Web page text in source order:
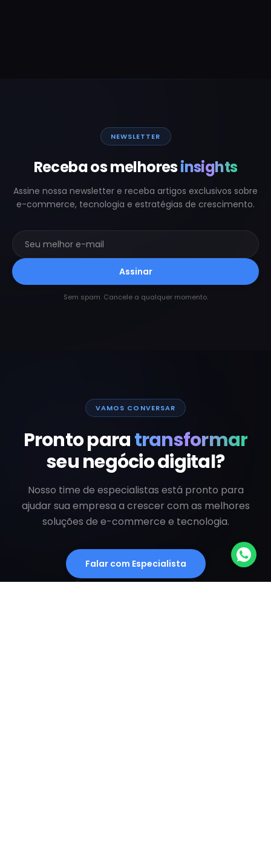
NEWSLETTER
Receba os melhoresinsights
Assine nossa newsletter e receba artigos exclusivos sobre
e-commerce, tecnologia e estratégias de crescimento.
Assinar
Sem spam. Cancele a qualquer momento.
VAMOS CONVERSAR
Pronto paratransformar
seu negócio digital?
Nosso time de especialistas está pronto para
ajudar sua empresa a crescer com as melhores
soluções de e-commerce e tecnologia.
Falar com Especialista